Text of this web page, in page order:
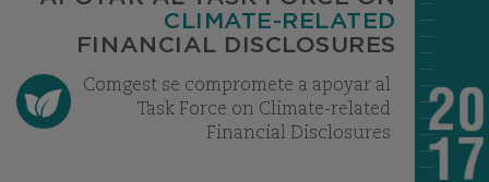
CLIMATE-RELATED
FINANCIAL DISCLOSURES
Comgest se compromete a apoyar al
Task Force on Climate-related
Financial Disclosures